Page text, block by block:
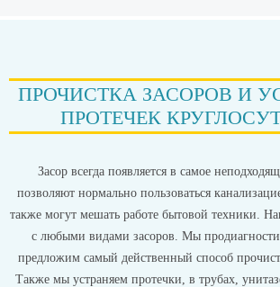
ПРОЧИСТКА ЗАСОРОВ И
ПРОТЕЧЕК
Засор всегда появляется в самое
позволяют нормально пользоваться
также могут мешать работе бытовой техники.
с любыми видами засоров. Мы
предложим самый действенный способ
Также мы устраняем протечки, в трубах,